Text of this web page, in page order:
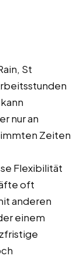
St
nur an
Zeiten
Flexibilität
oft
anderen
einem